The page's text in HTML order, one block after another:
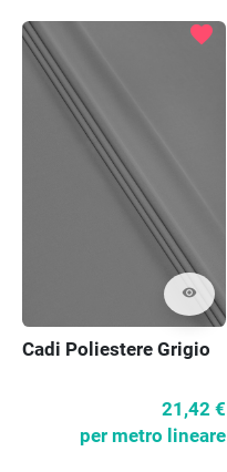
visibility
favorite
Cadi Poliestere Grigio
21,42 €
per metro lineare